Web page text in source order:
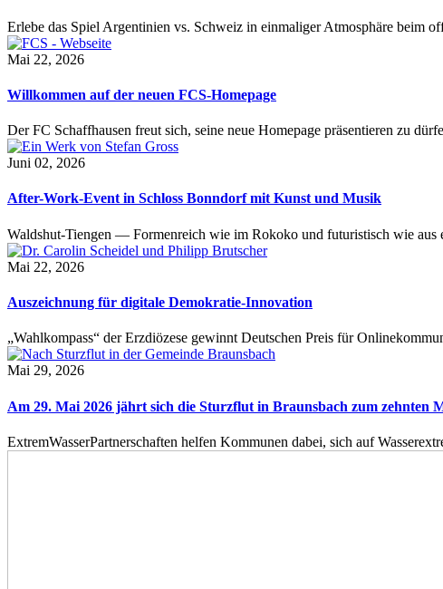
Erlebe das Spiel Argentinien vs. Schweiz in einmaliger Atmosphäre
Mai 22, 2026
Willkommen auf der neuen FCS-Homepage
Der FC Schaffhausen freut sich, seine neue Homepage präsentieren zu
Juni 02, 2026
After-Work-Event in Schloss Bonndorf mit Kunst und Musik
Waldshut-Tiengen — Formenreich wie im Rokoko und futuristisch wie
Mai 22, 2026
Auszeichnung für digitale Demokratie-Innovation
„Wahlkompass“ der Erzdiözese gewinnt Deutschen Preis für
Mai 29, 2026
Am 29. Mai 2026 jährt sich die Sturzflut in Braunsbach zum zehnten
ExtremWasserPartnerschaften helfen Kommunen dabei, sich auf